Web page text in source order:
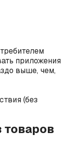
приложения
выше, чем,
(без
товаров